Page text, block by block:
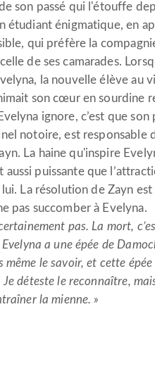
son passé qui l'étouffe
étudiant énigmatique, en
qui préfère la
de ses camarades.
la nouvelle élève au
son cœur en sourdine
ignore, c’est que son
notoire, est responsable
La haine qu'inspire
aussi puissante que
La résolution de Zayn est
pas succomber à Evelyna.
pas. La mort,
a une épée de
même le savoir, et cette
déteste le reconnaître,
la mienne. »